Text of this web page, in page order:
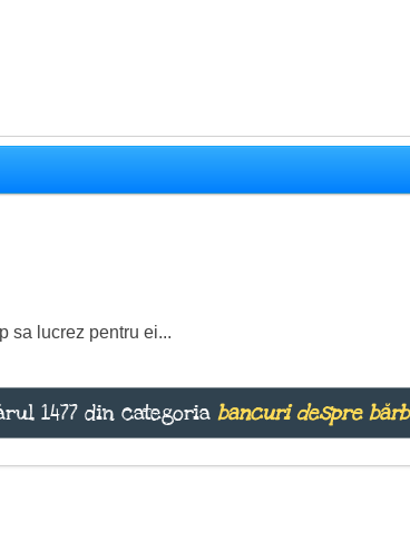
sa lucrez pentru ei...
1477 din categoriabancuri despre